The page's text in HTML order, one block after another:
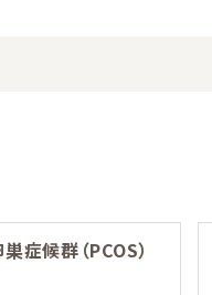
症候群（PCOS）